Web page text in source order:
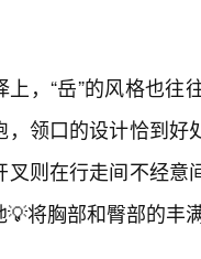
上，“岳”的风格也
，领口的设计恰到
叉则在行走间不经
将胸部和臀部的丰